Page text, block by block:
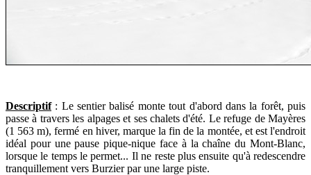
Descriptif: Le sentier balisé monte tout d'abord dans la forêt, puis
passe à travers les alpages et ses chalets d'été. Le refuge de Mayères
(1 563 m), fermé en hiver, marque la fin de la montée, et est l'endroit
idéal pour une pause pique-nique face à la chaîne du Mont-Blanc,
lorsque le temps le permet... Il ne reste plus ensuite qu'à redescendre
tranquillement vers Burzier par une large piste.